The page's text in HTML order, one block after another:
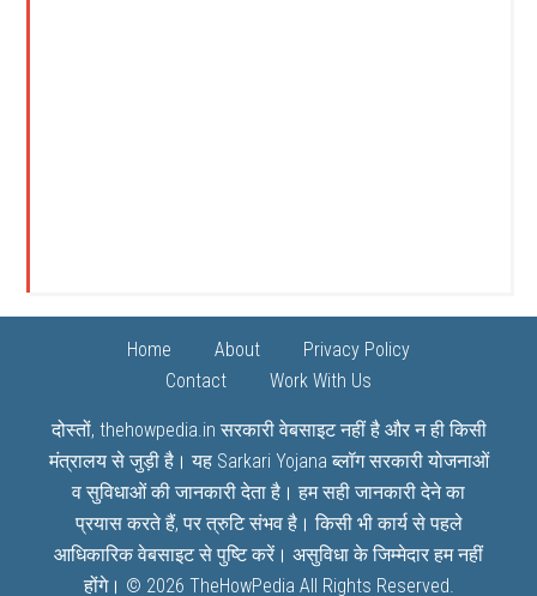
Home About
Privacy Policy
Contact
Work With Us
दोस्तों, thehowpedia.in सरकारी वेबसाइट नहीं है और न ही किसी
मंत्रालय से जुड़ी है। यह Sarkari Yojana ब्लॉग सरकारी योजनाओं
व सुविधाओं की जानकारी देता है। हम सही जानकारी देने का
प्रयास करते हैं, पर त्रुटि संभव है। किसी भी कार्य से पहले
आधिकारिक वेबसाइट से पुष्टि करें। असुविधा के जिम्मेदार हम नहीं
होंगे। © 2026 TheHowPedia All Rights Reserved.